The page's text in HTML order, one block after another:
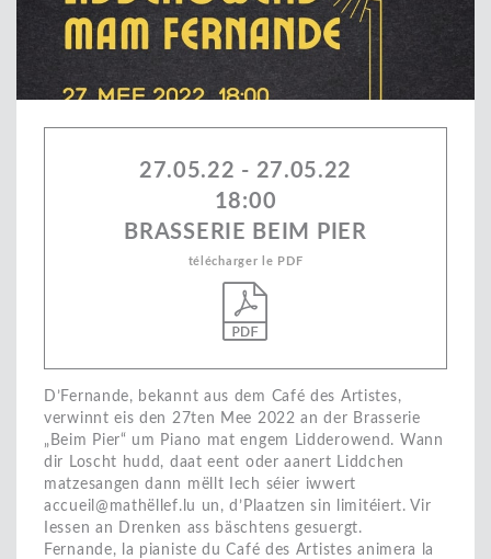
27.05.22 - 27.05.22
18:00
BRASSERIE BEIM PIER
télécharger le PDF
D’Fernande, bekannt aus dem Café des Artistes,
verwinnt eis den 27ten Mee 2022 an der Brasserie
„Beim Pier“ um Piano mat engem Lidderowend. Wann
dir Loscht hudd, daat eent oder aanert Liddchen
matzesangen dann mëllt Iech séier iwwert
accueil@mathëllef.lu un, d’Plaatzen sin limitéiert. Vir
Iessen an Drenken ass bäschtens gesuergt.
Fernande, la pianiste du Café des Artistes animera la